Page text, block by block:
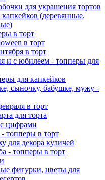
для украшения тортов
(деревянные,
в торт
в торт
в торт
и с юбилеем - топперы для
для капкейков
сыночку, бабушке, мужу -
в торт
для торта
цифрами
топперы в торт
для декора куличей
- топперы в торт
фигурки, цветы для